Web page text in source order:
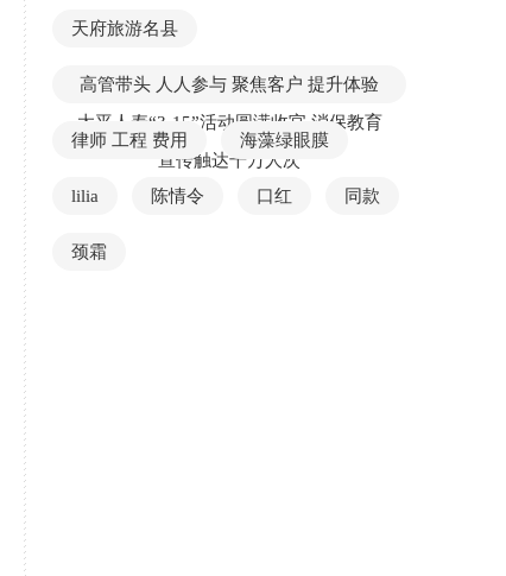
天府旅游名县
高管带头 人人参与 聚焦客户 提升体验
太平人寿“3·15”活动圆满收官 消保教育
宣传触达千万人次
律师 工程 费用 海藻绿眼膜
lilia 陈情令 口红 同款
颈霜